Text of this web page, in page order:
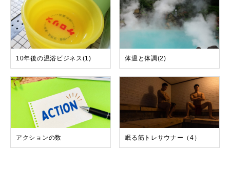
10年後の温浴ビジネス(1) 体温と体調(2)
アクションの数 眠る筋トレサウナー（4）